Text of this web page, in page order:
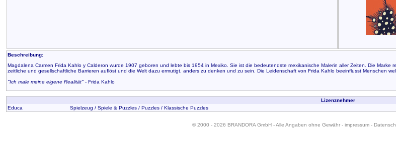
Beschreibung:
Magdalena Carmen Frida Kahlo y Calderon wurde 1907 geboren und lebte bis 1954 in Mexiko. Sie ist die bedeutendste mexikanische Malerin aller Zeiten. Die
zeitliche und gesellschaftliche Barrieren auflöst und die Welt dazu ermutigt, anders zu denken und zu sein. Die Leidenschaft von Frida Kahlo beeinflusst Menschen
"Ich male meine eigene Realität" - Frida Kahlo
Lizenznehmer
Educa
Spielzeug / Spiele & Puzzles / Puzzles / Klassische Puzzles
© 2000 - 2026 BRANDORA GmbH - Alle Angaben ohne Gewähr - impressum-